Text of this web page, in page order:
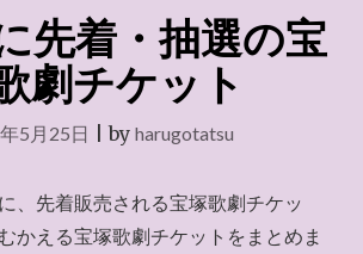
年）"
先着・抽選の宝
劇チケット
5月25日 |by harugotatsu
、先着販売される宝塚歌劇チケッ
かえる宝塚歌劇チケットをまとめま